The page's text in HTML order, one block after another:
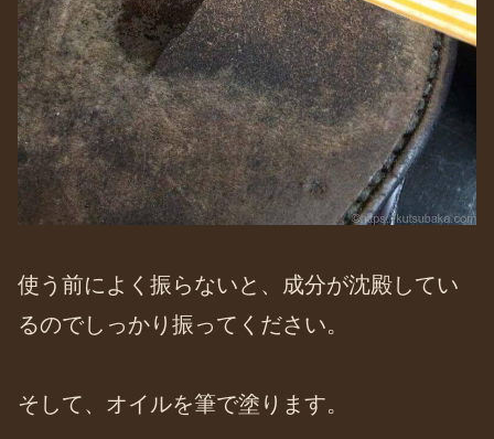
使う前によく振らないと、成分が沈殿してい
るのでしっかり振ってください。
そして、オイルを筆で塗ります。